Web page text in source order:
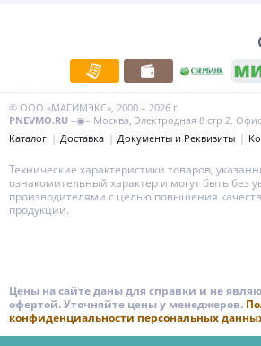
© ООО «МАГИМЭКС», 2000 – 2026 г.
PNEVMO.RU –◉– Москва, Электродная 8 стр 2.
Каталог
Доставка Документы и Реквизиты
Технические характеристики товаров,
ознакомительный характер и могут быть без
производителями с целью повышения
продукции.
Цены на сайте даны для справки и не
офертой. Уточняйте цены у менеджеров.
конфиденциальности персональных